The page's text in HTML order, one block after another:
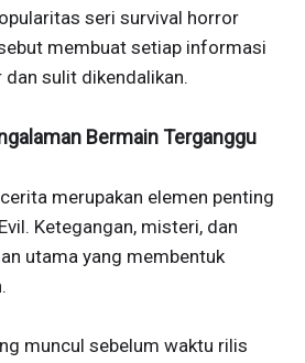
seri survival horror
membuat setiap informasi
dan sulit dikendalikan.
Bermain Terganggu
merupakan elemen penting
Ketegangan, misteri, dan
utama yang membentuk
muncul sebelum waktu rilis